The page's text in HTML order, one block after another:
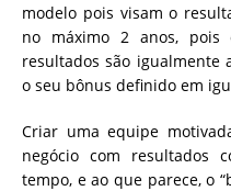
modelo pois visam o
no máximo 2 anos, pois
resultados são igualmente
o seu bônus definido em
Criar uma equipe
negócio com resultados
tempo, e ao que parece, o